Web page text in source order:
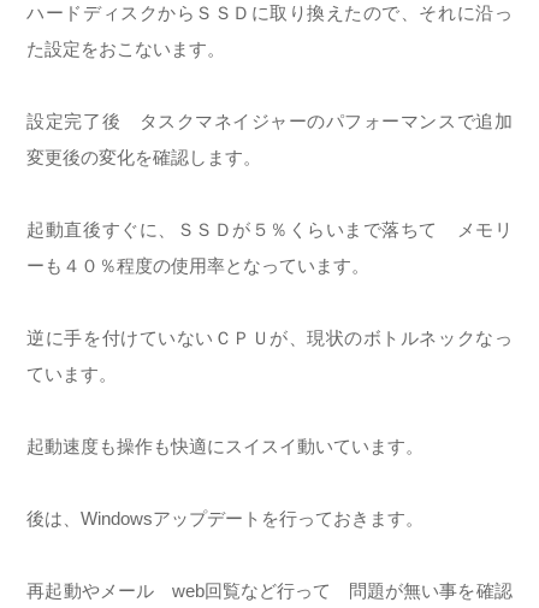
ハードディスクからＳＳＤに取り換えたので、それに沿っ
た設定をおこないます。
設定完了後 タスクマネイジャーのパフォーマンスで追加
変更後の変化を確認します。
起動直後すぐに、ＳＳＤが５％くらいまで落ちて メモリ
ーも４０％程度の使用率となっています。
逆に手を付けていないＣＰＵが、現状のボトルネックなっ
ています。
起動速度も操作も快適にスイスイ動いています。
後は、Windowsアップデートを行っておきます。
再起動やメール web回覧など行って 問題が無い事を確認